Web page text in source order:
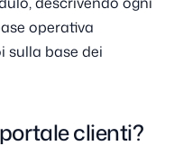
operativa
sulla base dei
clienti?